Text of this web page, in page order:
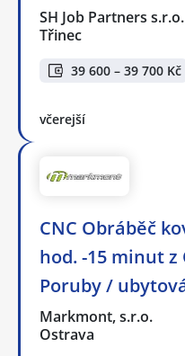
SH Job Partners s.r.o.
Třinec
39 600 – 39 700 Kč
včerejší
CNC Obráběč
hod. -15 minut z
Poruby /
Markmont, s.r.o.
Ostrava